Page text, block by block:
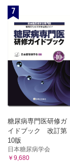
7
糖尿病専門医研修ガ
イドブック 改訂第
10版
日本糖尿病学会
￥9,680